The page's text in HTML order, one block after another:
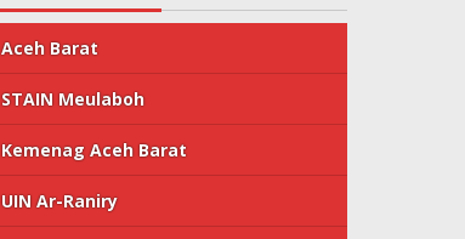
Aceh Barat
STAIN Meulaboh
Kemenag Aceh Barat
UIN Ar-Raniry